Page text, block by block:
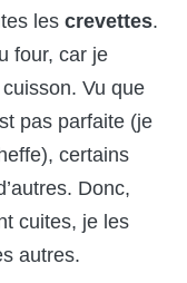
les crevettes.
four, car je
Vu que
pas parfaite (je
certains
Donc,
cuites, je les
autres.